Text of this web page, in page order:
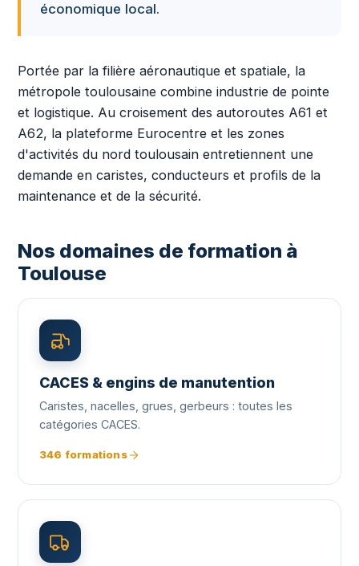
économique local.
Portée par la filière aéronautique et spatiale, la
métropole toulousaine combine industrie de pointe
et logistique. Au croisement des autoroutes A61 et
A62, la plateforme Eurocentre et les zones
d'activités du nord toulousain entretiennent une
demande en caristes, conducteurs et profils de la
maintenance et de la sécurité.
Nos domaines de formation à
Toulouse
CACES & engins de manutention
Caristes, nacelles, grues, gerbeurs : toutes les
catégories CACES.
346 formations